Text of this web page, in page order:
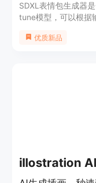
SDXL表情包生成器
tune模型，可以根据
不同的refine style等
优质新品
illostration